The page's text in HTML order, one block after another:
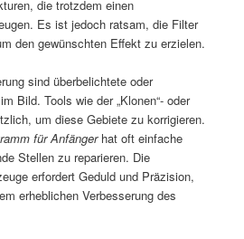
die trotzdem einen
Es ist jedoch ratsam, die Filter
den gewünschten Effekt zu erzielen.
sind überbelichtete oder
Bild. Tools wie der „Klonen“- oder
um diese Gebiete zu korrigieren.
für Anfängerhat oft einfache
Stellen zu reparieren. Die
erfordert Geduld und Präzision,
erheblichen Verbesserung des